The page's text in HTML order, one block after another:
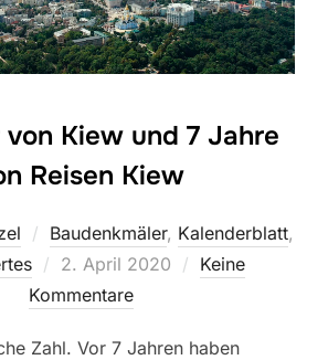
von Kiew und 7 Jahre
Reisen Kiew
Baudenkmäler, Kalenderblatt,
Veröffentlicht
am
2. April 2020
Keine
Kommentare
Zahl. Vor 7 Jahren haben